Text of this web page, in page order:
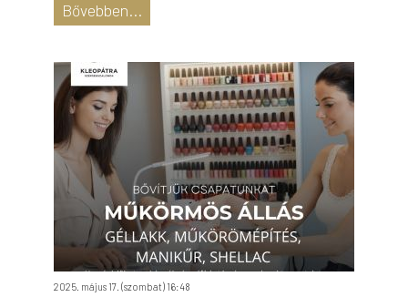
Bővebben...
2025. május 17. (szombat) 16:48